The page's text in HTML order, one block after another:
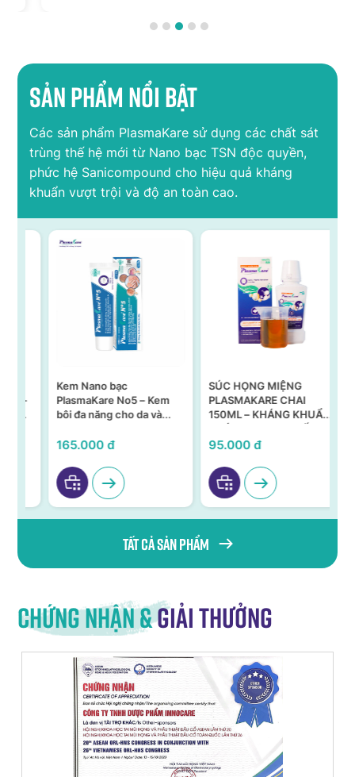
Sản phẩm nổi bật
Các sản phẩm PlasmaKare sử dụng các chất sát
trùng thế hệ mới từ Nano bạc TSN độc quyền,
phức hệ Sanicompound cho hiệu quả kháng
khuẩn vượt trội và độ an toàn cao.
Kem Nano bạc
PlasmaKare No5 – Kem
bôi đa năng cho da và
165.000 đ
SÚC HỌNG MIỆNG
PLASMAKARE CHAI
150ML – KHÁNG KHUẨN,
VIÊM TẠI HỌNG MIỆNG
95.000 đ
Tất cả sản phẩm
Chứng nhận &giải thưởng